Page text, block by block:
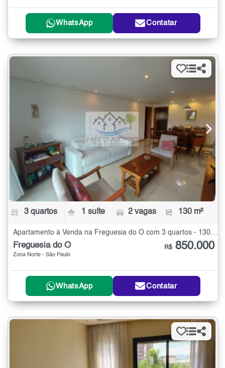
WhatsApp Contatar
3 quartos 1 suíte 2 vagas 130 m²
Apartamento à Venda na Freguesia do Ó com 3 quartos - 130 m²
Freguesia do Ó
Zona Norte - São Paulo
R$ 850.000
WhatsApp Contatar